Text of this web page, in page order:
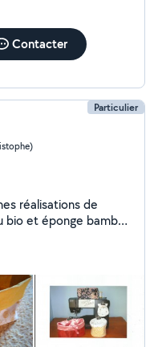
Contacter
Particulier
réalisations de
et éponge bambou
contacter.